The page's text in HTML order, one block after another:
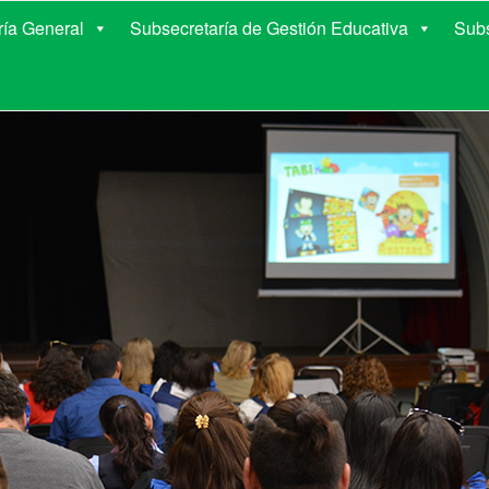
EDUCACIÓN DE
General Subsecretaría de Gestión Educativa